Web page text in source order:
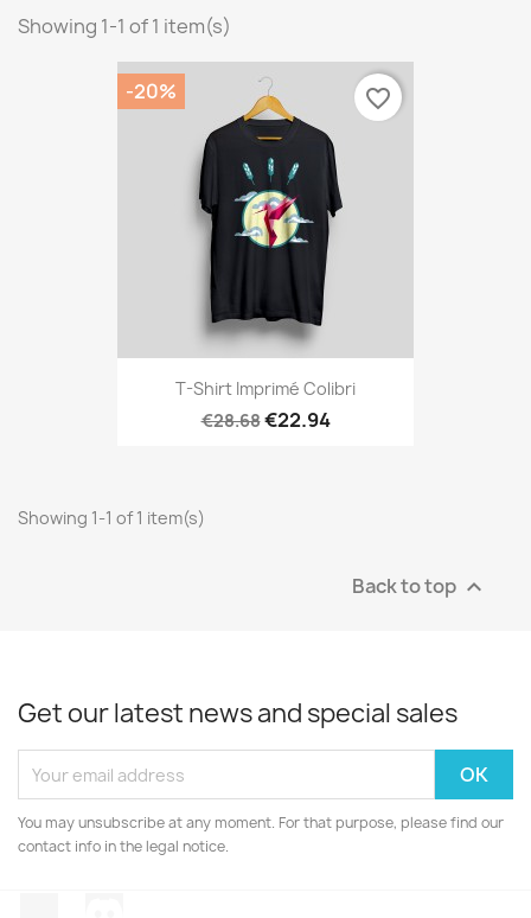
Showing 1-1 of 1 item(s)
T-Shirt Imprimé Colibri
€28.68€22.94
-20% favorite_border
Showing 1-1 of 1 item(s)
Back to top 
Get our latest news and special sales
You may unsubscribe at any moment. For that purpose, please find our
contact info in the legal notice.